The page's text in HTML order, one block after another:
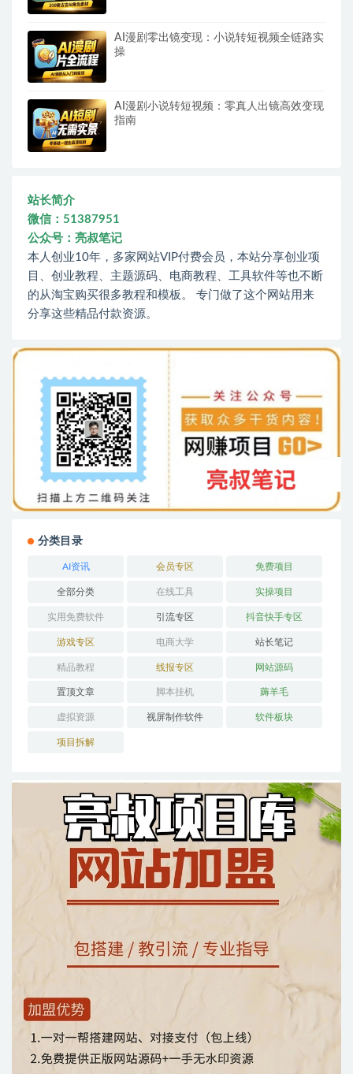
AI漫剧零出镜变现：小说转短视频全链路实
操
AI漫剧小说转短视频：零真人出镜高效变现
指南
站长简介
微信：51387951
公众号：亮叔笔记
本人创业10年，多家网站VIP付费会员，本站分享创业项
目、创业教程、主题源码、电商教程、工具软件等也不断
的从淘宝购买很多教程和模板。 专门做了这个网站用来
分享这些精品付款资源。
分类目录
AI资讯 会员专区 免费项目
全部分类 在线工具 实操项目
实用免费软件 引流专区 抖音快手专区
游戏专区 电商大学 站长笔记
精品教程 线报专区 网站源码
置顶文章 脚本挂机 薅羊毛
虚拟资源 视屏制作软件 软件板块
项目拆解